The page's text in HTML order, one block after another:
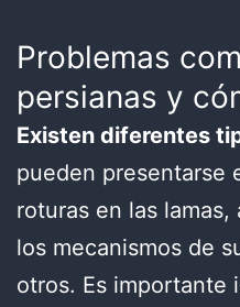
Problemas
persianas y
Existen diferentes
pueden presentarse
roturas en las
los mecanismos de
otros. Es importante